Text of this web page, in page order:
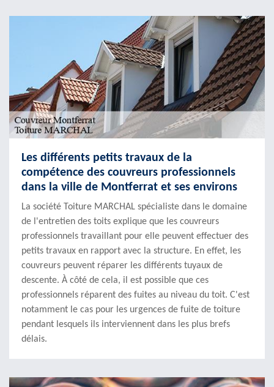
Les différents petits travaux de la
compétence des couvreurs professionnels
dans la ville de Montferrat et ses environs
La société Toiture MARCHAL spécialiste dans le domaine
de l'entretien des toits explique que les couvreurs
professionnels travaillant pour elle peuvent effectuer des
petits travaux en rapport avec la structure. En effet, les
couvreurs peuvent réparer les différents tuyaux de
descente. À côté de cela, il est possible que ces
professionnels réparent des fuites au niveau du toit. C'est
notamment le cas pour les urgences de fuite de toiture
pendant lesquels ils interviennent dans les plus brefs
délais.